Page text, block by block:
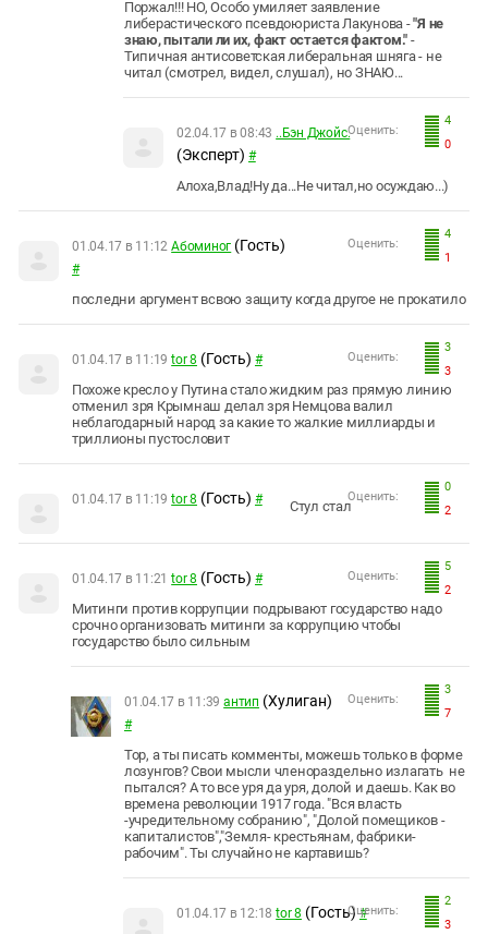
Поржал!!! НО, Особо умиляет заявление
либерастического псевдоюриста Лакунова -"Я не
знаю, пытали ли их, факт остается фактом." -
Типичная антисоветская либеральная шняга - не
читал (смотрел, видел, слушал), но ЗНАЮ...
4
0
Оценить:
02.04.17 в 08:43 ..Бэн Джойс.
(Эксперт) #
Алоха,Влад!Ну да...Не читал,но осуждаю...)
4
1
Оценить:
01.04.17 в 11:12 Абоминог (Гость)
#
последни аргумент всвою защиту когда другое не прокатило
3
3
Оценить:
01.04.17 в 11:19 tor 8 (Гость) #
Похоже кресло у Путина стало жидким раз прямую линию
отменил зря Крымнаш делал зря Немцова валил
неблагодарный народ за какие то жалкие миллиарды и
триллионы пустословит
0
2
Оценить:
01.04.17 в 11:19 tor 8 (Гость) # Стул стал
5
2
Оценить:
01.04.17 в 11:21 tor 8 (Гость) #
Митинги против коррупции подрывают государство надо
срочно организовать митинги за коррупцию чтобы
государство было сильным
3
7
Оценить:
01.04.17 в 11:39 антип (Хулиган)
#
Тор, а ты писать комменты, можешь только в форме
лозунгов? Свои мысли членораздельно излагать не
пытался? А то все уря да уря, долой и даешь. Как во
времена революции 1917 года. "Вся власть
-учредительному собранию", "Долой помещиков -
капиталистов","Земля- крестьянам, фабрики-
рабочим". Ты случайно не картавишь?
2
3
Оценить:
01.04.17 в 12:18 tor 8 (Гость) #